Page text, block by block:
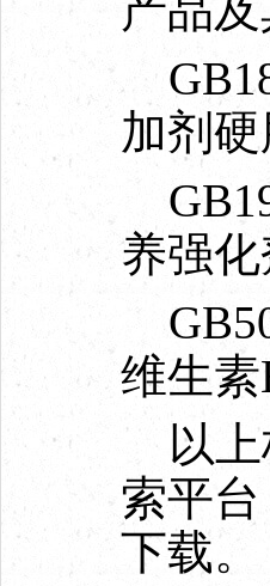
加剂
养强
维生
以上
索平台
下载。